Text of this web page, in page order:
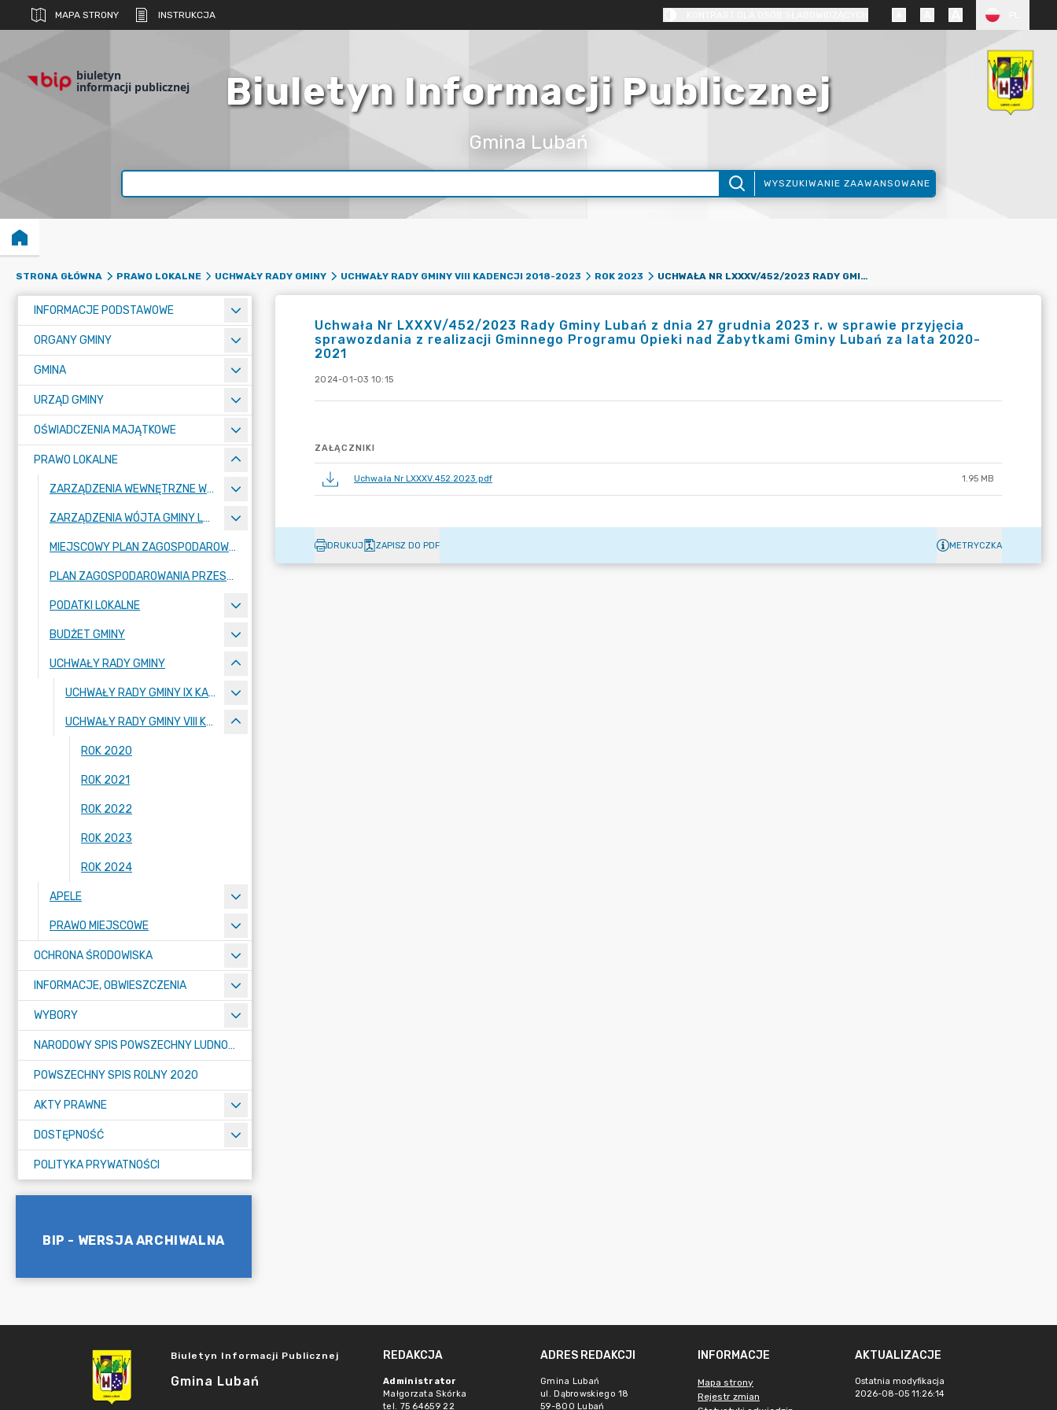
MAPA STRONY INSTRUKCJA
biuletyn
informacji publicznej Biuletyn Informacji Publicznej
Gmina Lubań
WYSZUKIWANIE ZAAWANSOWANE
STRONA GŁÓWNA PRAWO LOKALNE UCHWAŁY RADY GMINY UCHWAŁY RADY GMINY VIII KADENCJI 2018-2023 ROK 2023 UCHWAŁA NR LXXXV/452/2023 RADY GMINY LUBAŃ Z DNIA 27 GRUDNIA 2023 R. W SPRAWIE PRZYJĘCIA SPRAWOZDANIA Z REALIZACJI GMINNEGO PROGRAMU OPIEKI NAD ZABYTKAMI GMINY LUBAŃ ZA LATA 2020-2021
INFORMACJE PODSTAWOWE
ORGANY GMINY
GMINA
URZĄD GMINY
OŚWIADCZENIA MAJĄTKOWE
PRAWO LOKALNE
ZARZĄDZENIA WEWNĘTRZNE WÓJTA GMINY LUBAŃ
ZARZĄDZENIA WÓJTA GMINY LUBAŃ
MIEJSCOWY PLAN ZAGOSPODAROWANIA PRZESTRZENNEGO
PLAN ZAGOSPODAROWANIA PRZESTRZENNEGO
PODATKI LOKALNE
BUDŻET GMINY
UCHWAŁY RADY GMINY
UCHWAŁY RADY GMINY IX KADENCJI 2024-2029
UCHWAŁY RADY GMINY VIII KADENCJI 2018-2023
ROK 2020
ROK 2021
ROK 2022
ROK 2023
ROK 2024
APELE
PRAWO MIEJSCOWE
OCHRONA ŚRODOWISKA
INFORMACJE, OBWIESZCZENIA
WYBORY
NARODOWY SPIS POWSZECHNY LUDNOŚCI I MIESZKAŃ W 2021
POWSZECHNY SPIS ROLNY 2020
AKTY PRAWNE
DOSTĘPNOŚĆ
POLITYKA PRYWATNOŚCI
BIP - WERSJA ARCHIWALNA
Uchwała Nr LXXXV/452/2023 Rady Gminy Lubań z dnia 27 grudnia 2023 r. w sprawie przyjęcia
sprawozdania z realizacji Gminnego Programu Opieki nad Zabytkami Gminy Lubań za lata 2020-
2021
2024-01-03 10:15
ZAŁĄCZNIKI
Uchwała Nr LXXXV.452.2023.pdf 1.95 MB
DRUKUJ ZAPISZ DO PDF METRYCZKA
Biuletyn Informacji Publicznej
Gmina Lubań
REDAKCJA
Administrator
Małgorzata Skórka
tel. 75 64659 22
ADRES REDAKCJI
Gmina Lubań
ul. Dąbrowskiego 18
59-800 Lubań
INFORMACJE
Mapa strony
Rejestr zmian
AKTUALIZACJE
Ostatnia modyfikacja
2026-08-05 11:26:14